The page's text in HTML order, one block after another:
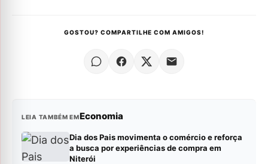
GOSTOU? COMPARTILHE COM AMIGOS!
LEIA TAMBÉM EMEconomia
Dia dos Pais movimenta o comércio e reforça
a busca por experiências de compra em
Niterói